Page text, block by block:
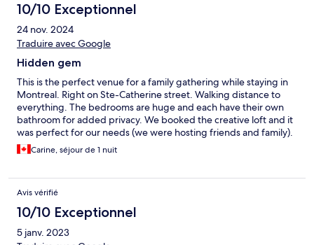
10/10 Exceptionnel
24 nov. 2024
Traduire avec Google
Hidden gem
This is the perfect venue for a family gathering while staying in
Montreal. Right on Ste-Catherine street. Walking distance to
everything. The bedrooms are huge and each have their own
bathroom for added privacy. We booked the creative loft and it
was perfect for our needs (we were hosting friends and family).
Their lofts offer a full kitchen and commercial grade fridge
which is convenient when you have catering.
Carine, séjour de 1 nuit
Avis vérifié
10/10 Exceptionnel
5 janv. 2023